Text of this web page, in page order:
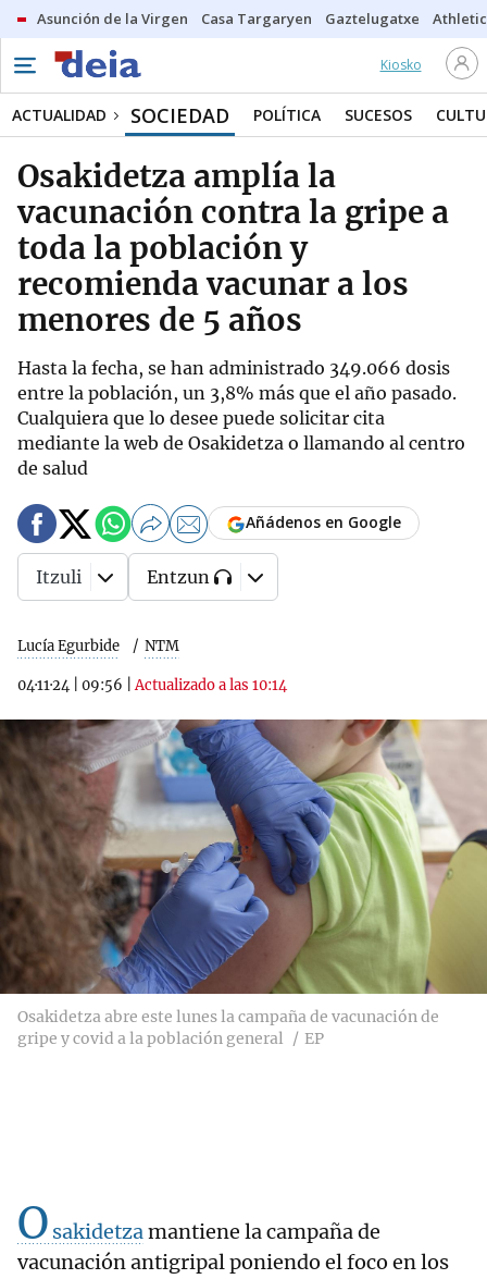
Asunción de la Virgen Casa Targaryen Gaztelugatxe Athletic
Kiosko
ACTUALIDAD SOCIEDAD POLÍTICA SUCESOS
Osakidetza amplía la
vacunación contra la gripe a
toda la población y
recomienda vacunar a los
menores de 5 años
Hasta la fecha, se han administrado 349.066 dosis
entre la población, un 3,8% más que el año pasado.
Cualquiera que lo desee puede solicitar cita
mediante la web de Osakidetza o llamando al centro
de salud
Lucía Egurbide NTM
04·11·24 09:56 |Actualizado a las 10:14
Añádenos en Google
Itzuli Entzun
Osakidetza abre este lunes la campaña de vacunación de
gripe y covid a la población general
EP
O sakidetzamantiene la campaña de
vacunación antigripal poniendo el foco en los